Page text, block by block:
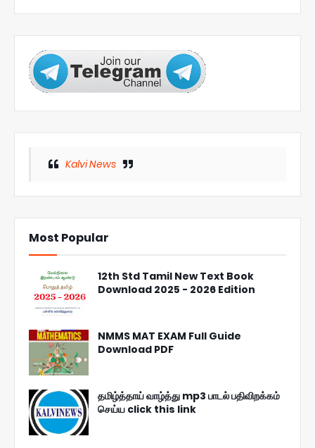
Kalvi News
Most Popular
12th Std Tamil New Text Book
Download 2025 - 2026 Edition
NMMS MAT EXAM Full Guide
Download PDF
தமிழ்த்தாய் வாழ்த்து mp3 பாடல் பதிவிறக்கம்
செய்ய click this link